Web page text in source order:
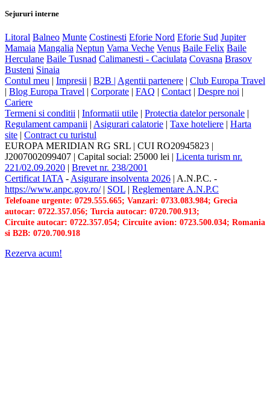
Sejururi interne
Litoral Balneo Munte Costinesti Eforie Nord Eforie Sud Jupiter
Mamaia Mangalia Neptun Vama Veche Venus Baile Felix Baile
Herculane Baile Tusnad Calimanesti - Caciulata Covasna Brasov
Busteni Sinaia
Contul meu | Impresii | B2B | Agentii partenere | Club Europa Travel
| Blog Europa Travel | Corporate | FAQ | Contact | Despre noi |
Cariere
Termeni si conditii | Informatii utile | Protectia datelor personale |
Regulament campanii | Asigurari calatorie | Taxe hoteliere | Harta
site | Contract cu turistul
EUROPA MERIDIAN RG SRL | CUI RO20945823 |
J2007002099407 | Capital social: 25000 lei | Licenta turism nr.
221/02.09.2020 | Brevet nr. 238/2001
Certificat IATA - Asigurare insolventa 2026 | A.N.P.C. -
https://www.anpc.gov.ro/| SOL | Reglementare A.N.P.C
Telefoane urgente: 0729.555.665; Vanzari: 0733.083.984; Grecia
autocar: 0722.357.056; Turcia autocar: 0720.700.913;
Circuite autocar: 0722.357.054; Circuite avion: 0723.500.034; Romania
si B2B: 0720.700.918
Rezerva acum!